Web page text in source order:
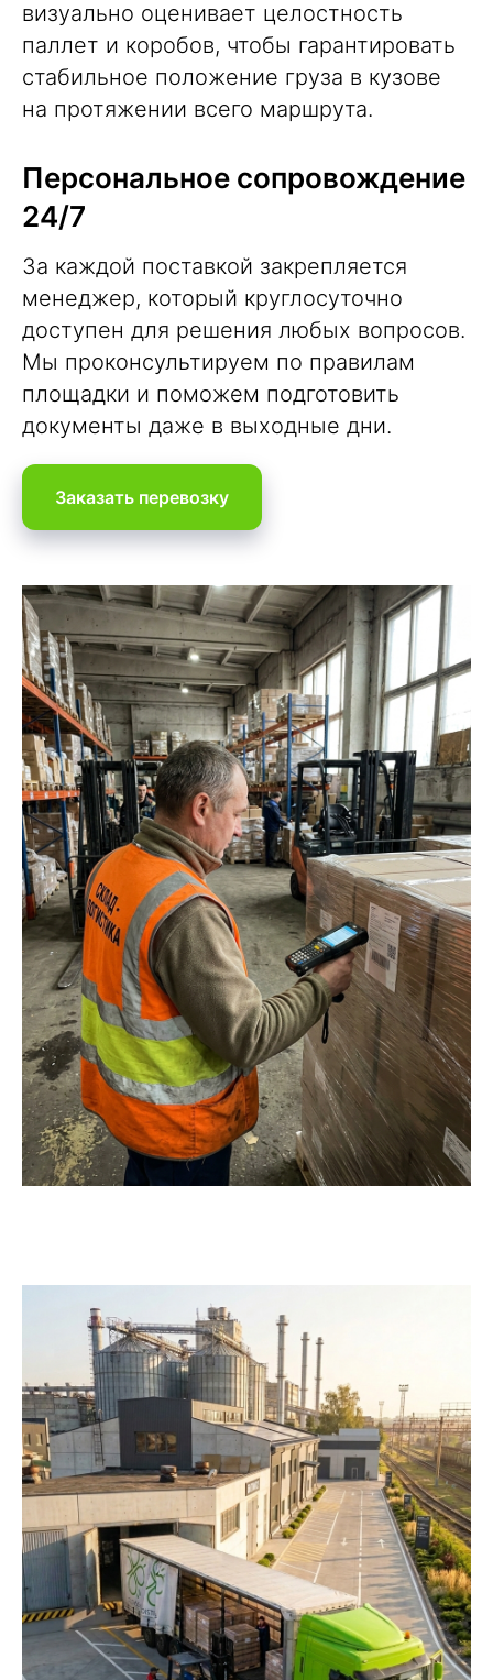
визуально оценивает целостность
паллет и коробов, чтобы гарантировать
стабильное положение груза в кузове
на протяжении всего маршрута.
Персональное сопровождение
24/7
За каждой поставкой закрепляется
менеджер, который круглосуточно
доступен для решения любых вопросов.
Мы проконсультируем по правилам
площадки и поможем подготовить
документы даже в выходные дни.
Заказать перевозку